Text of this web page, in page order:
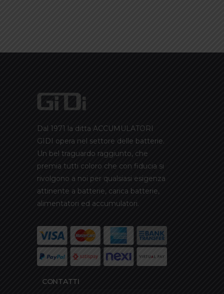
Dal 1971 la ditta ACCUMULATORI
GIDI opera nel settore delle batterie.
Un bel traguardo raggiunto, che
premia tutti coloro che con fiducia si
rivolgono a noi per qualsiasi esigenza
attinente a batterie, carica batterie,
alimentatori ed accumulatori.
CONTATTI